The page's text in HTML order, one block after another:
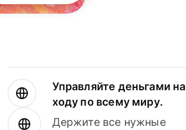
Управляйте деньгами на
ходу по всему миру.
Держите все нужные